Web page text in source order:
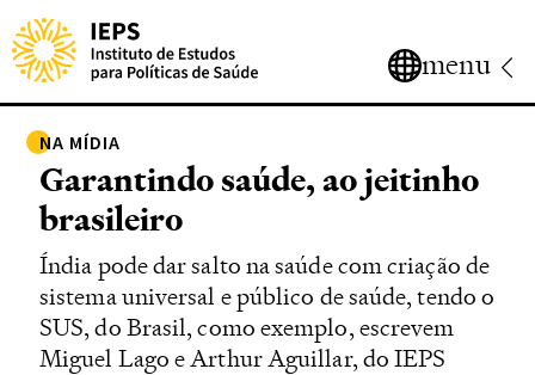
menu
NA MÍDIA
Garantindo saúde, ao jeitinho
brasileiro
Índia pode dar salto na saúde com criação de
sistema universal e público de saúde, tendo o
SUS, do Brasil, como exemplo, escrevem
Miguel Lago e Arthur Aguillar, do IEPS